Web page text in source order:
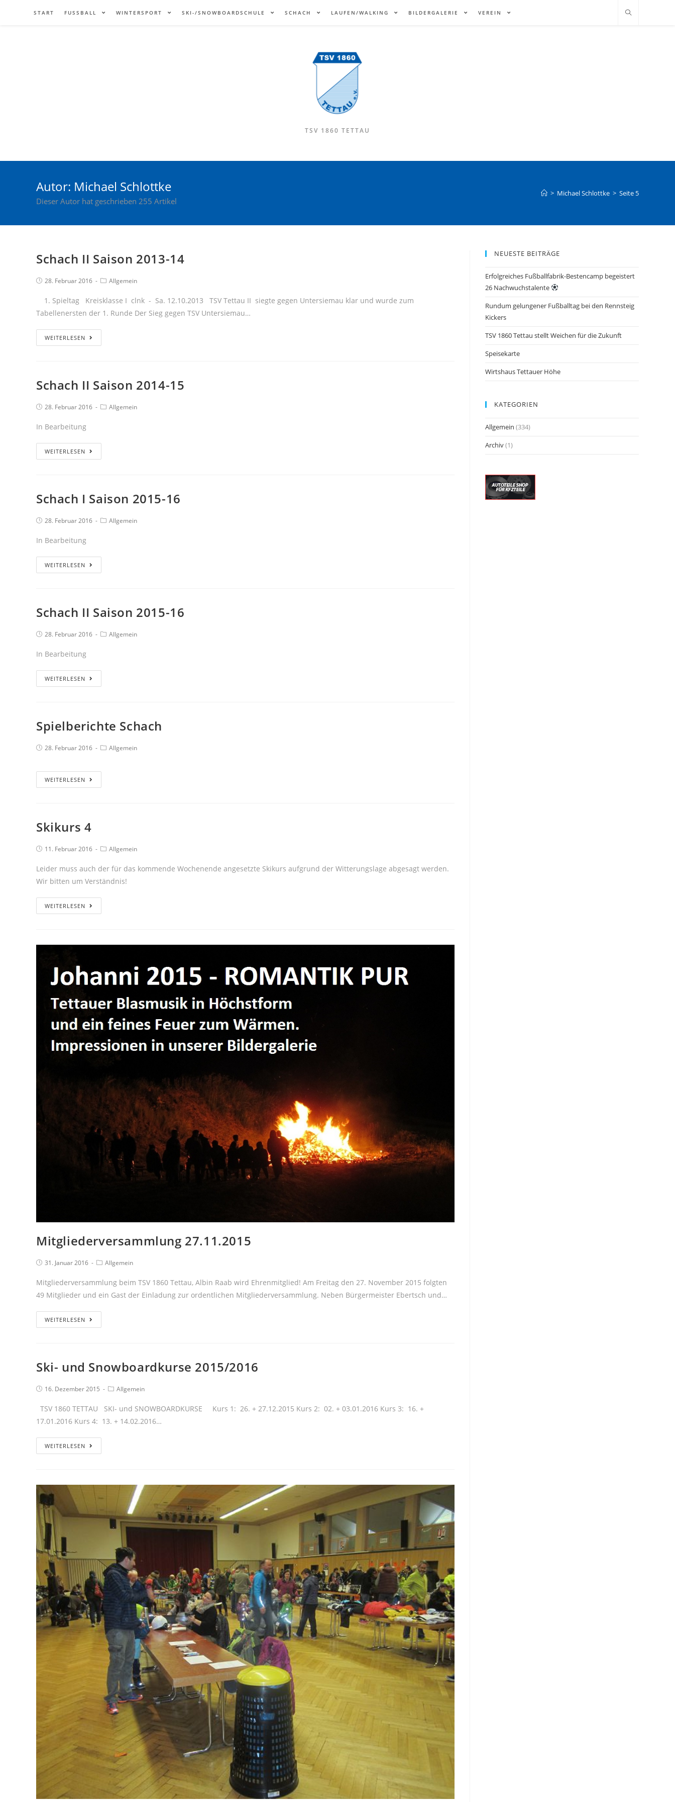
START FUSSBALL WINTERSPORT SKI-/SNOWBOARDSCHULE SCHACH LAUFEN/WALKING BILDERGALERIE VEREIN
TSV 1860 TETTAU
Autor: Michael Schlottke
Dieser Autor hat geschrieben 255 Artikel
> Michael Schlottke > Seite 5
Schach II Saison 2013-14
28. Februar 2016 Allgemein
1. Spieltag Kreisklasse I clnk - Sa. 12.10.2013 TSV Tettau II siegte gegen Untersiemau klar und wurde zum
Tabellenersten der 1. Runde Der Sieg gegen TSV Untersiemau…
WEITERLESEN
Schach II Saison 2014-15
28. Februar 2016 Allgemein
In Bearbeitung
WEITERLESEN
Schach I Saison 2015-16
28. Februar 2016 Allgemein
In Bearbeitung
WEITERLESEN
Schach II Saison 2015-16
28. Februar 2016 Allgemein
In Bearbeitung
WEITERLESEN
Spielberichte Schach
28. Februar 2016 Allgemein
WEITERLESEN
Skikurs 4
11. Februar 2016 Allgemein
Leider muss auch der für das kommende Wochenende angesetzte Skikurs aufgrund der Witterungslage abgesagt werden.
Wir bitten um Verständnis!
WEITERLESEN
Mitgliederversammlung 27.11.2015
31. Januar 2016 Allgemein
Mitgliederversammlung beim TSV 1860 Tettau, Albin Raab wird Ehrenmitglied! Am Freitag den 27. November 2015 folgten
49 Mitglieder und ein Gast der Einladung zur ordentlichen Mitgliederversammlung. Neben Bürgermeister Ebertsch und…
WEITERLESEN
Ski- und Snowboardkurse 2015/2016
16. Dezember 2015 Allgemein
TSV 1860 TETTAU SKI- und SNOWBOARDKURSE Kurs 1: 26. + 27.12.2015 Kurs 2: 02. + 03.01.2016 Kurs 3: 16. +
17.01.2016 Kurs 4: 13. + 14.02.2016…
WEITERLESEN
NEUESTE BEITRÄGE
Erfolgreiches Fußballfabrik-Bestencamp begeistert
26 Nachwuchstalente
Rundum gelungener Fußballtag bei den Rennsteig
Kickers
TSV 1860 Tettau stellt Weichen für die Zukunft
Speisekarte
Wirtshaus Tettauer Höhe
KATEGORIEN
Allgemein (334)
Archiv(1)